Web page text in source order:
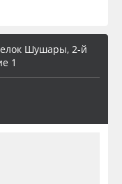
Шушары, 2-й
1